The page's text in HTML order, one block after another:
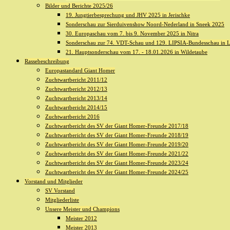
Bilder und Berichte 2025/26
19. Jungtierbesprechung und JHV 2025 in Jerischke
Sonderschau zur Sierduivenshow Noord-Nederland in Sneek 2025
30. Europaschau vom 7. bis 9. November 2025 in Nitra
Sonderschau zur 74. VDT-Schau und 129. LIPSIA-Bundesschau in
21. Hauptsonderschau vom 17. - 18.01.2026 in Wildetaube
Rassebeschreibung
Europastandard Giant Homer
Zuchtwartbericht 2011/12
Zuchtwartbericht 2012/13
Zuchtwartbericht 2013/14
Zuchtwartbericht 2014/15
Zuchtwartbericht 2016
Zuchtwartbericht des SV der Giant Homer-Freunde 2017/18
Zuchtwartbericht des SV der Giant Homer-Freunde 2018/19
Zuchtwartbericht des SV der Giant Homer-Freunde 2019/20
Zuchtwartbericht des SV der Giant Homer-Freunde 2021/22
Zuchtwartbericht des SV der Giant Homer-Freunde 2023/24
Zuchtwartbericht des SV der Giant Homer-Freunde 2024/25
Vorstand und Mitglieder
SV Vorstand
Mitgliederliste
Unsere Meister und Champions
Meister 2012
Meister 2013